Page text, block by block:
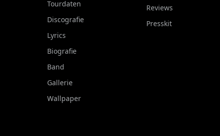
Tourdaten
Discografie
Lyrics
Biografie
Band
Gallerie
Wallpaper
Reviews
Presskit